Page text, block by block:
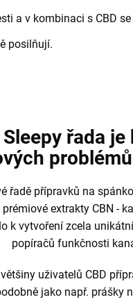
a v kombinaci s CBD
posilňují.
Sleepy řada
řadě přípravků na
extrakty CBN -
k vytvoření zcela
popíračů funkčnosti
uživatelů CBD
jako např. prášky